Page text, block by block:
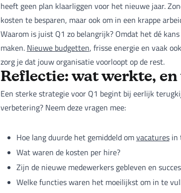
heeft geen plan klaarliggen voor het nieuwe jaar.
kosten te besparen, maar ook om in een krappe
Waarom is juist Q1 zo belangrijk? Omdat het dé
maken. Nieuwe budgetten, frisse energie en vaak
zorg je dat jouw organisatie voorloopt op de rest.
Reflectie: wat werkte,
Een sterke strategie voor Q1 begint bij eerlijk
verbetering? Neem deze vragen mee:
Hoe lang duurde het gemiddeld omvacaturesin
Wat waren de kosten per hire?
Zijn de nieuwe medewerkers gebleven en
Welke functies waren het moeilijkst om in te